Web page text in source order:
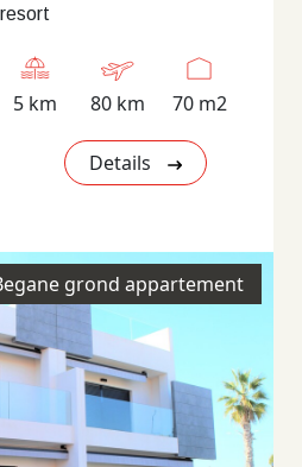
5 km 80 km 70 m2
Details
grond appartement